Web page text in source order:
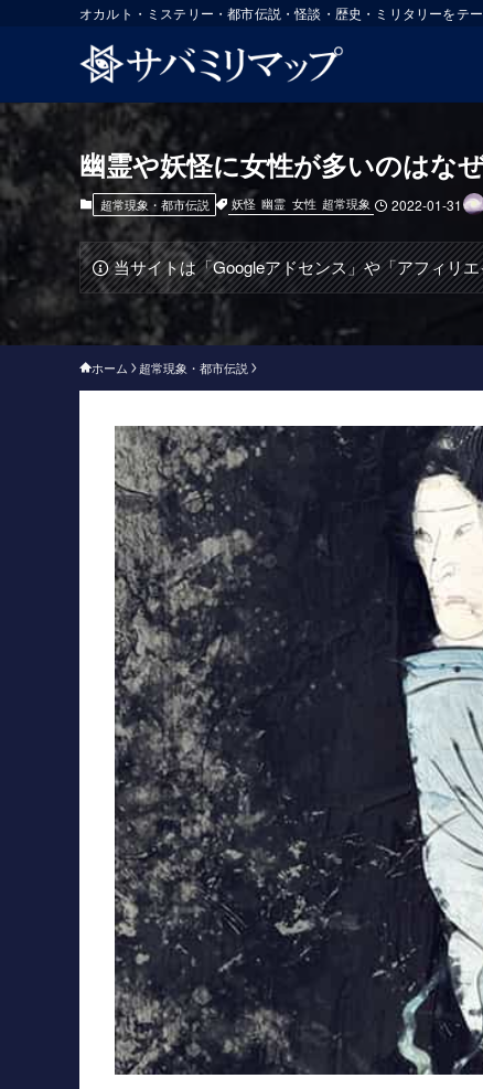
オカルト・ミステリー・都市伝説・怪談・歴史・ミリタリーをテ
幽霊や妖怪に女性が多いのはな
超常現象・都市伝説 妖怪 幽霊 女性 超常現象 2022-01-31
当サイトは「Googleアドセンス」や「アフィリ
ホーム 超常現象・都市伝説